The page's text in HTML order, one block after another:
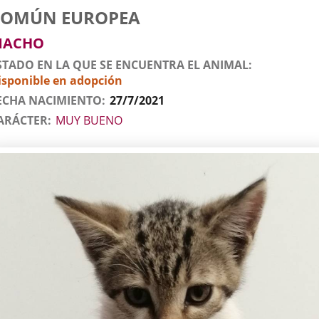
EUROPEA
EN LA QUE SE ENCUENTRA EL ANIMAL
en adopción
NACIMIENTO 27/7/2021
MUY BUENO